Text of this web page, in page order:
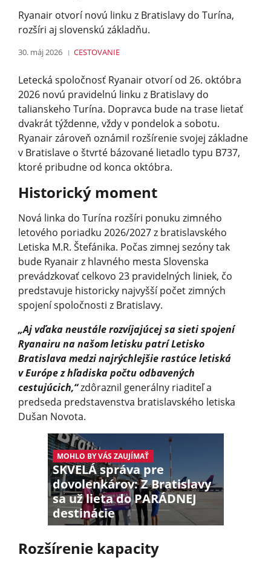
Ryanair otvorí novú linku z Bratislavy do Turína,
rozšíri aj slovenskú základňu.
30. máj 2026 CESTOVANIE
Letecká spoločnosť Ryanair otvorí od 26. októbra
2026 novú pravidelnú linku z Bratislavy do
talianskeho Turína. Dopravca bude na trase lietať
dvakrát týždenne, vždy v pondelok a sobotu.
Ryanair zároveň oznámil rozšírenie svojej základne
v Bratislave o štvrté bázované lietadlo typu B737,
ktoré pribudne od konca októbra.
Historický moment
Nová linka do Turína rozšíri ponuku zimného
letového poriadku 2026/2027 z bratislavského
Letiska M.R. Štefánika. Počas zimnej sezóny tak
bude Ryanair z hlavného mesta Slovenska
prevádzkovať celkovo 23 pravidelných liniek, čo
predstavuje historicky najvyšší počet zimných
spojení spoločnosti z Bratislavy.
„Aj vďaka neustále rozvíjajúcej sa sieti spojení
Ryanairu na našom letisku patrí Letisko
Bratislava medzi najrýchlejšie rastúce letiská
v Európe z hľadiska počtu odbavených
cestujúcich,“zdôraznil generálny riaditeľ a
predseda predstavenstva bratislavského letiska
Dušan Novota.
MOHLO BY VÁS ZAUJÍMAŤ
SKVELÁ správa pre
dovolenkárov: Z Bratislavy
sa už lieta do PARÁDNEJ
destinácie
Rozšírenie kapacity